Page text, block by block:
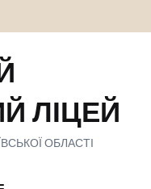
ЛІЦЕЙ
ОБЛАСТІ